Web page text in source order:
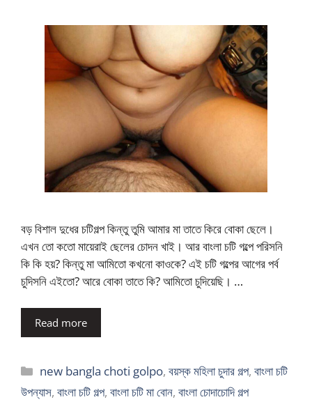
বড় বিশাল দুধের চটিগল্প কিন্তু তুমি আমার মা তাতে কিরে বোকা ছেলে।
এখন তো কতো মায়েরাই ছেলের চোদন খাই। আর বাংলা চটি গল্পে পরিসনি
কি কি হয়? কিন্তু মা আমিতো কখনো কাওকে? এই চটি গল্পের আগের পর্ব
চুদিসনি এইতো? আরে বোকা তাতে কি? আমিতো চুদিয়েছি। …
Read more
Categories
new bangla choti golpo,বয়স্ক মহিলা চুদার গল্প,বাংলা চটি
উপন্যাস, বাংলা চটি গল্প, বাংলা চটি মা বোন, বাংলা চোদাচোদি গল্প